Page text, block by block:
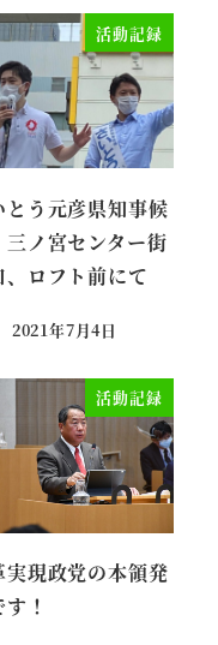
活動記録
とう元彦県知事候
ノ宮センター街
、ロフト前にて
投稿日
2021年7月4日
活動記録
実現政党の本領発
！